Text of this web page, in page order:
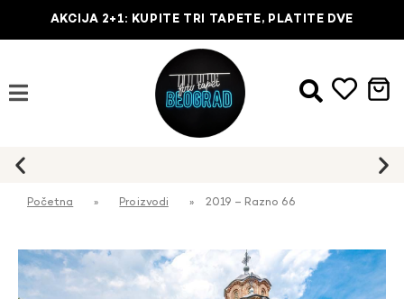
AKCIJA 2+1: KUPITE TRI TAPETE, PLATITE DVE
Početna » Proizvodi » 2019 – Razno 66